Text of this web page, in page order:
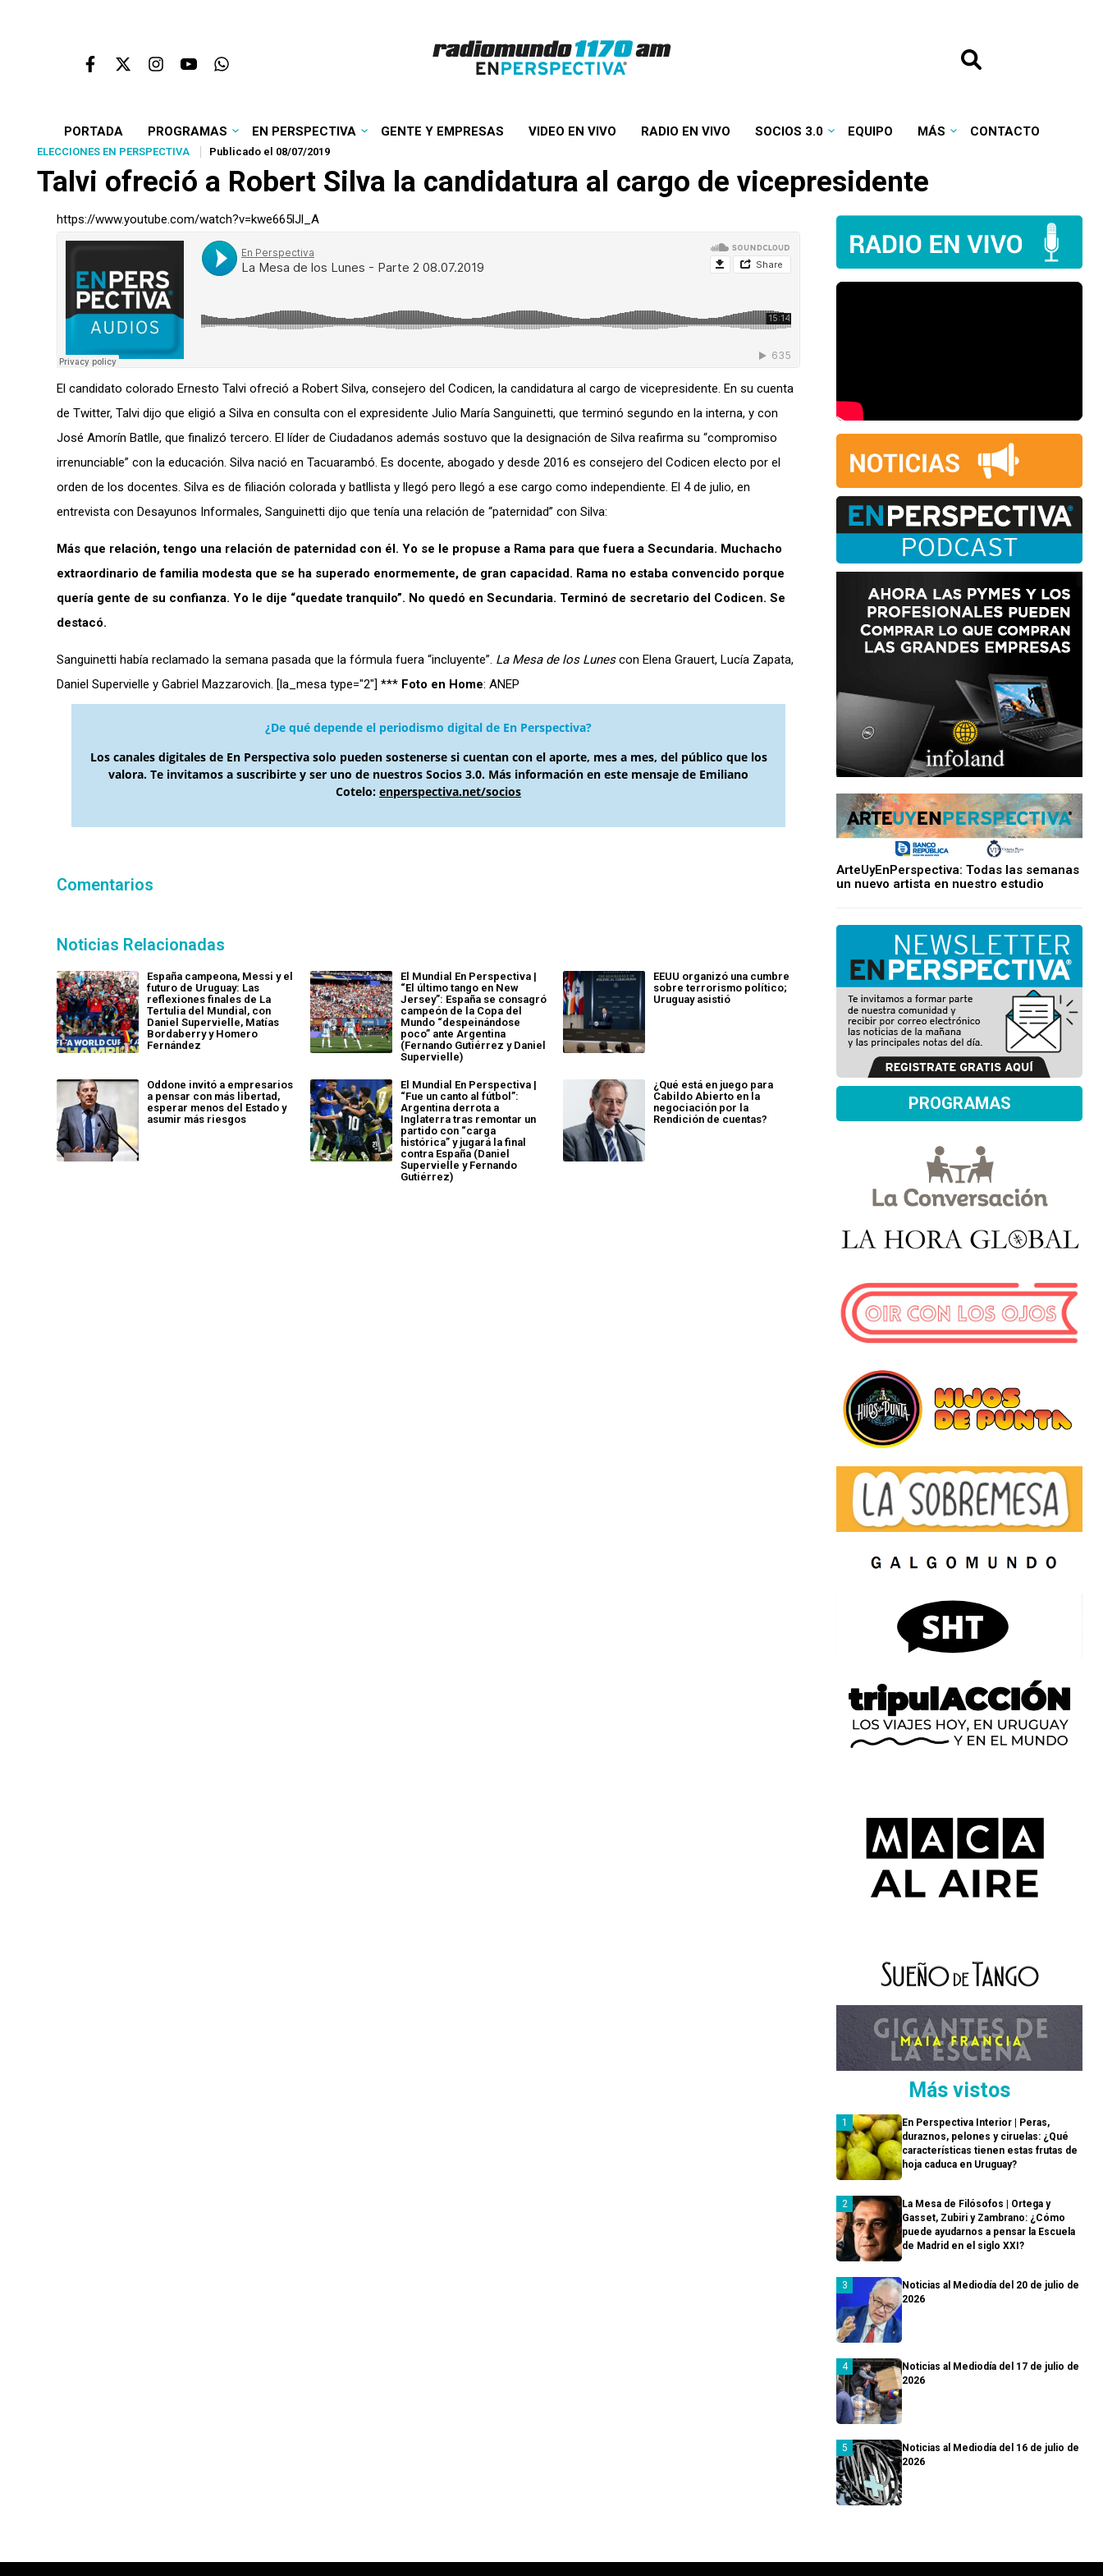
PORTADA PROGRAMAS EN PERSPECTIVA GENTE Y EMPRESAS VIDEO EN VIVO RADIO EN VIVO SOCIOS 3.0 EQUIPO MÁS CONTACTO
ELECCIONES EN PERSPECTIVA Publicado el 08/07/2019
Talvi ofreció a Robert Silva la candidatura al cargo de vicepresidente
https://www.youtube.com/watch?v=kwe665lJl_A
El candidato colorado Ernesto Talvi ofreció a Robert Silva, consejero del Codicen, la candidatura al cargo de vicepresidente. En su cuenta
de Twitter, Talvi dijo que eligió a Silva en consulta con el expresidente Julio María Sanguinetti, que terminó segundo en la interna, y con
José Amorín Batlle, que finalizó tercero. El líder de Ciudadanos además sostuvo que la designación de Silva reafirma su “compromiso
irrenunciable” con la educación. Silva nació en Tacuarambó. Es docente, abogado y desde 2016 es consejero del Codicen electo por el
orden de los docentes. Silva es de filiación colorada y batllista y llegó pero llegó a ese cargo como independiente. El 4 de julio, en
entrevista con Desayunos Informales, Sanguinetti dijo que tenía una relación de “paternidad” con Silva:
Más que relación, tengo una relación de paternidad con él. Yo se le propuse a Rama para que fuera a Secundaria. Muchacho
extraordinario de familia modesta que se ha superado enormemente, de gran capacidad. Rama no estaba convencido porque
quería gente de su confianza. Yo le dije “quedate tranquilo”. No quedó en Secundaria. Terminó de secretario del Codicen. Se
destacó.
Sanguinetti había reclamado la semana pasada que la fórmula fuera “incluyente”. La Mesa de los Lunescon Elena Grauert, Lucía Zapata,
Daniel Supervielle y Gabriel Mazzarovich. [la_mesa type="2″] *** Foto en Home: ANEP
¿De qué depende el periodismo digital de En Perspectiva?
Los canales digitales de En Perspectiva solo pueden sostenerse si cuentan con el aporte, mes a mes, del público que los
valora. Te invitamos a suscribirte y ser uno de nuestros Socios 3.0. Más información en este mensaje de Emiliano
Cotelo: enperspectiva.net/socios
Comentarios
Noticias Relacionadas
España campeona, Messi y el
futuro de Uruguay: Las
reflexiones finales de La
Tertulia del Mundial, con
Daniel Supervielle, Matías
Bordaberry y Homero
Fernández
El Mundial En Perspectiva |
“El último tango en New
Jersey”: España se consagró
campeón de la Copa del
Mundo “despeinándose
poco” ante Argentina
(Fernando Gutiérrez y Daniel
Supervielle)
EEUU organizó una cumbre
sobre terrorismo político;
Uruguay asistió
Oddone invitó a empresarios
a pensar con más libertad,
esperar menos del Estado y
asumir más riesgos
El Mundial En Perspectiva |
“Fue un canto al fútbol”:
Argentina derrota a
Inglaterra tras remontar un
partido con “carga
histórica” y jugará la final
contra España (Daniel
Supervielle y Fernando
Gutiérrez)
¿Qué está en juego para
Cabildo Abierto en la
negociación por la
Rendición de cuentas?
ArteUyEnPerspectiva: Todas las semanas
un nuevo artista en nuestro estudio
PROGRAMAS
Más vistos
En Perspectiva Interior | Peras,
duraznos, pelones y ciruelas: ¿Qué
características tienen estas frutas de
hoja caduca en Uruguay?
La Mesa de Filósofos | Ortega y
Gasset, Zubiri y Zambrano: ¿Cómo
puede ayudarnos a pensar la Escuela
de Madrid en el siglo XXI?
Noticias al Mediodía del 20 de julio de
2026
Noticias al Mediodía del 17 de julio de
2026
Noticias al Mediodía del 16 de julio de
2026